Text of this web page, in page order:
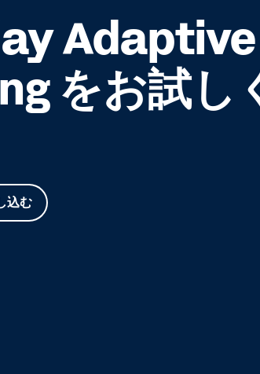
Adaptive
をお試し
込む